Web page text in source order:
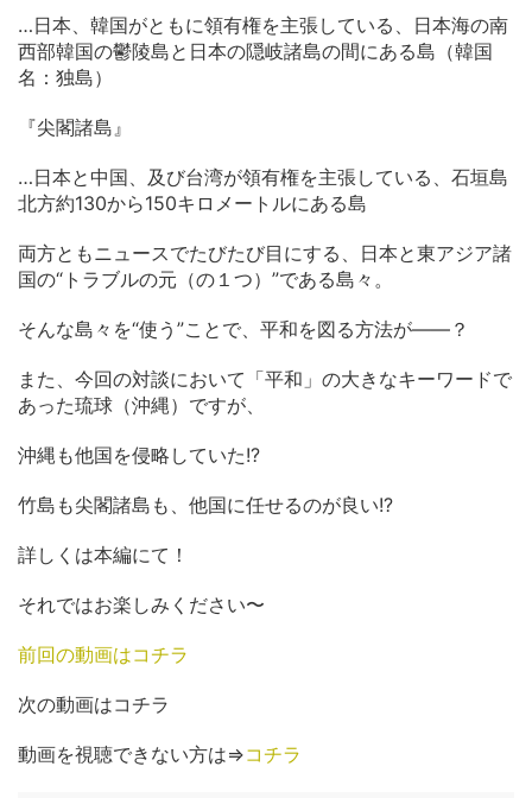
…日本、韓国がともに領有権を主張している、日本海の南
西部韓国の鬱陵島と日本の隠岐諸島の間にある島（韓国
名：独島）
『尖閣諸島』
…日本と中国、及び台湾が領有権を主張している、石垣島
北方約130から150キロメートルにある島
両方ともニュースでたびたび目にする、日本と東アジア諸
国の“トラブルの元（の１つ）”である島々。
そんな島々を“使う”ことで、平和を図る方法が――？
また、今回の対談において「平和」の大きなキーワードで
あった琉球（沖縄）ですが、
沖縄も他国を侵略していた!?
竹島も尖閣諸島も、他国に任せるのが良い!?
詳しくは本編にて！
それではお楽しみください〜
前回の動画はコチラ
次の動画はコチラ
動画を視聴できない方は⇒コチラ